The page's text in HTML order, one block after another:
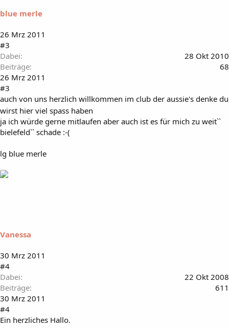
blue merle
26 Mrz 2011
#3
Dabei
28 Okt 2010
Beiträge
68
26 Mrz 2011
#3
auch von uns herzlich willkommen im club der aussie's denke du
wirst hier viel spass haben
ja ich würde gerne mitlaufen aber auch ist es für mich zu weit``
bielefeld`` schade :-(
lg blue merle
Vanessa
30 Mrz 2011
#4
Dabei
22 Okt 2008
Beiträge
611
30 Mrz 2011
#4
Ein herzliches Hallo.